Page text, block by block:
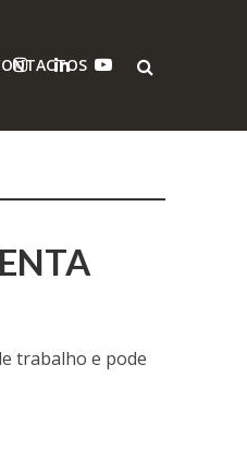
trabalho e pode